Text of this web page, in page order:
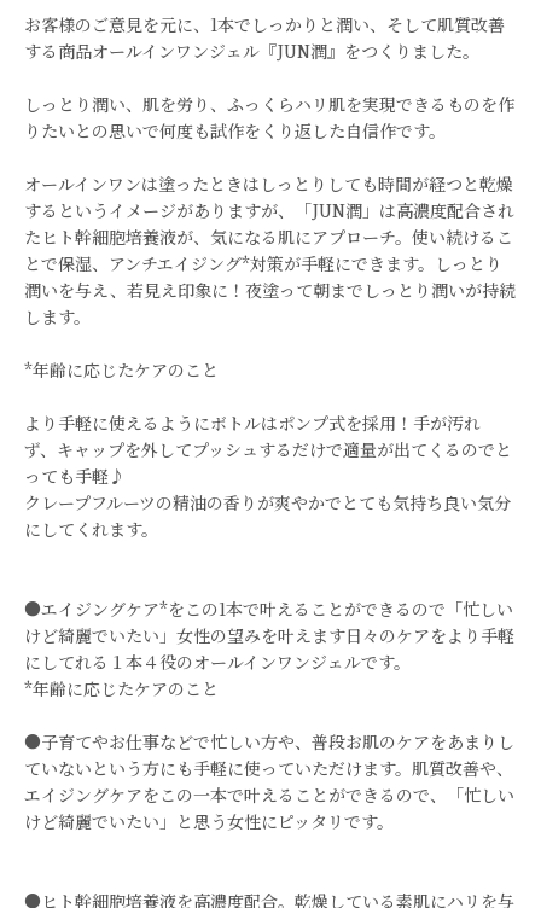
お客様のご意見を元に、1本でしっかりと潤い、そして肌質改善
する商品オールインワンジェル『JUN潤』をつくりました。
しっとり潤い、肌を労り、ふっくらハリ肌を実現できるものを作
りたいとの思いで何度も試作をくり返した自信作です。
オールインワンは塗ったときはしっとりしても時間が経つと乾燥
するというイメージがありますが、「JUN潤」は高濃度配合され
たヒト幹細胞培養液が、気になる肌にアプローチ。使い続けるこ
とで保湿、アンチエイジング*対策が手軽にできます。しっとり
潤いを与え、若見え印象に！夜塗って朝までしっとり潤いが持続
します。
*年齢に応じたケアのこと
より手軽に使えるようにボトルはポンプ式を採用！手が汚れ
ず、 キャップを外してプッシュするだけで適量が出てくるのでと
っても手軽♪
クレープフルーツの精油の香りが爽やかでとても気持ち良い気分
にしてくれます。
●エイジングケア*をこの1本で叶えることができるので「忙しい
けど綺麗でいたい」女性の望みを叶えます日々のケアをより手軽
にしてれる１本４役のオールインワンジェルです。
*年齢に応じたケアのこと
●子育てやお仕事などで忙しい方や、普段お肌のケアをあまりし
ていないという方にも手軽に使っていただけます。肌質改善や、
エイジングケアをこの一本で叶えることができるので、「忙しい
けど綺麗でいたい」と思う女性にピッタリです。
●ヒト幹細胞培養液を高濃度配合。乾燥している素肌にハリを与